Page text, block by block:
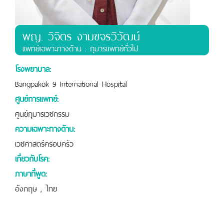
พญ. วิจิตร งามขจรวิวัฒน์
เเพทย์เฉพาะทางด้าน : กุมารแพทย์ทั่วไป
โรงพยาบาล:
Bangpakok 9 International Hospital
ศูนย์การแพทย์:
ศูนย์กุมารเวชกรรม
ความเฉพาะทางด้าน:
เวชศาสตร์ครอบครัว
เกี่ยวกับโรค:
ภาษาที่พูด:
อังกฤษ , ไทย